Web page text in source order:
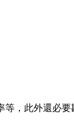
，此外還必